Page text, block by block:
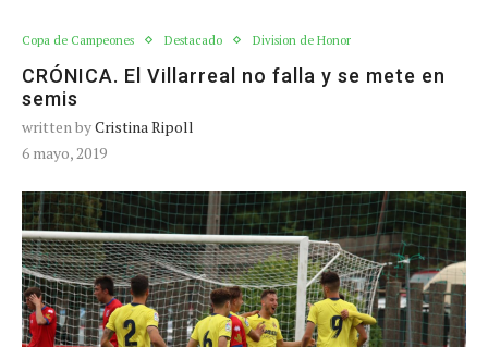
Copa de Campeones Destacado Division de Honor
CRÓNICA. El Villarreal no falla y se mete en
semis
written byCristina Ripoll
6 mayo, 2019